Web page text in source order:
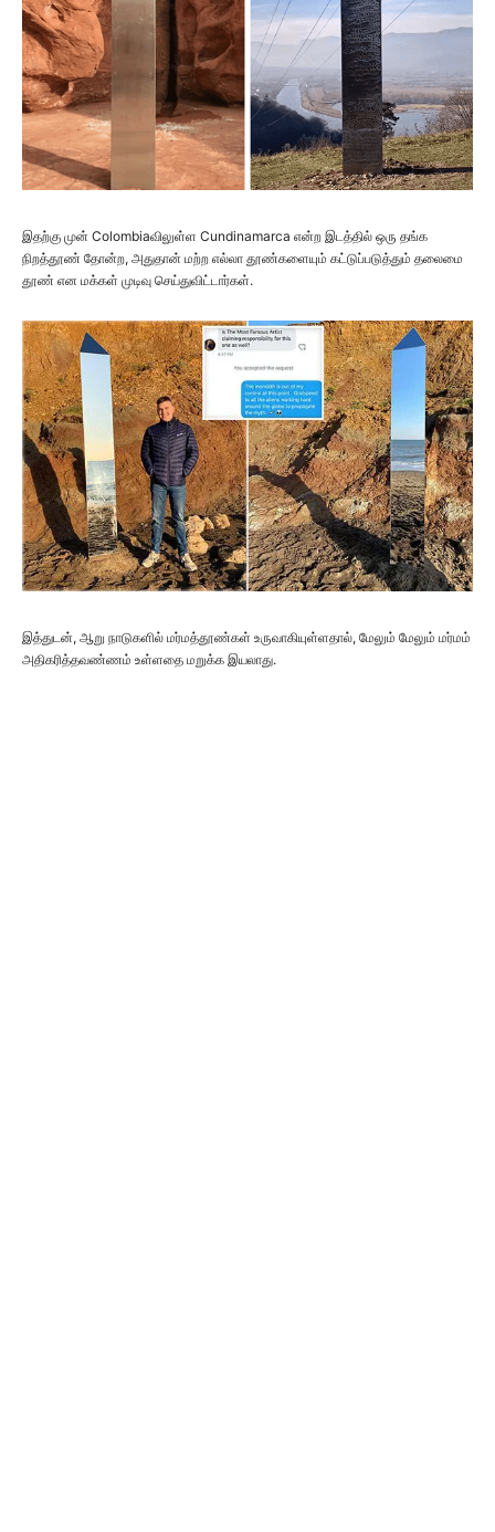
இதற்கு முன் Colombiaவிலுள்ள Cundinamarca என்ற இடத்தில் ஒரு தங்க
நிறத்தூண் தோன்ற, அதுதான் மற்ற எல்லா தூண்களையும் கட்டுப்படுத்தும் தலைமை
தூண் என மக்கள் முடிவு செய்துவிட்டார்கள்.
இத்துடன், ஆறு நாடுகளில் மர்மத்தூண்கள் உருவாகியுள்ளதால், மேலும் மேலும் மர்மம்
அதிகரித்தவண்ணம் உள்ளதை மறுக்க இயலாது.